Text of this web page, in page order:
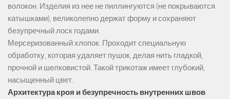
волокон. Изделия из нее не пиллингуются (не покрываются
катышками), великолепно держат форму и сохраняют
безупречный лоск годами.
Мерсеризованный хлопок. Проходит специальную
обработку, которая удаляет пушок, делая нить гладкой,
прочной и шелковистой. Такой трикотаж имеет глубокий,
насыщенный цвет.
Архитектура кроя и безупречность внутренних швов